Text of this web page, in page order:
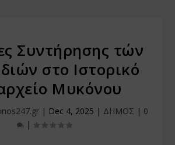
Συντήρησης τών
στο Ιστορικό
Μυκόνου
| Dec 4, 2025 | ΔΗΜΟΣ | 0
|